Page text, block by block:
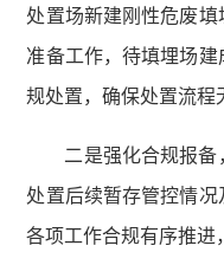
处置场新建刚性危废
准备工作，待填埋场
规处置，确保处置流程
二是强化合规报
处置后续暂存管控情
各项工作合规有序推进